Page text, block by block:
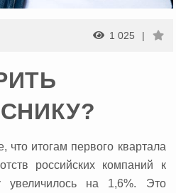
1 025
что итогам первого квартала
российских компаний к
увеличилось на 1,6%. Это